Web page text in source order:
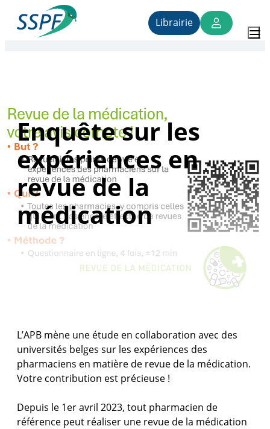
Librairie
Accueil›Officinales
Enquête sur les expériences en
revue de la médication
Enquête sur les
expériences en
revue de la
médication
L’APB mène une étude en collaboration avec des
universités belges sur les expériences des
pharmaciens en matière de revue de la médication.
Votre contribution est précieuse !
Depuis le 1er avril 2023, tout pharmacien de
référence peut réaliser une revue de la médication